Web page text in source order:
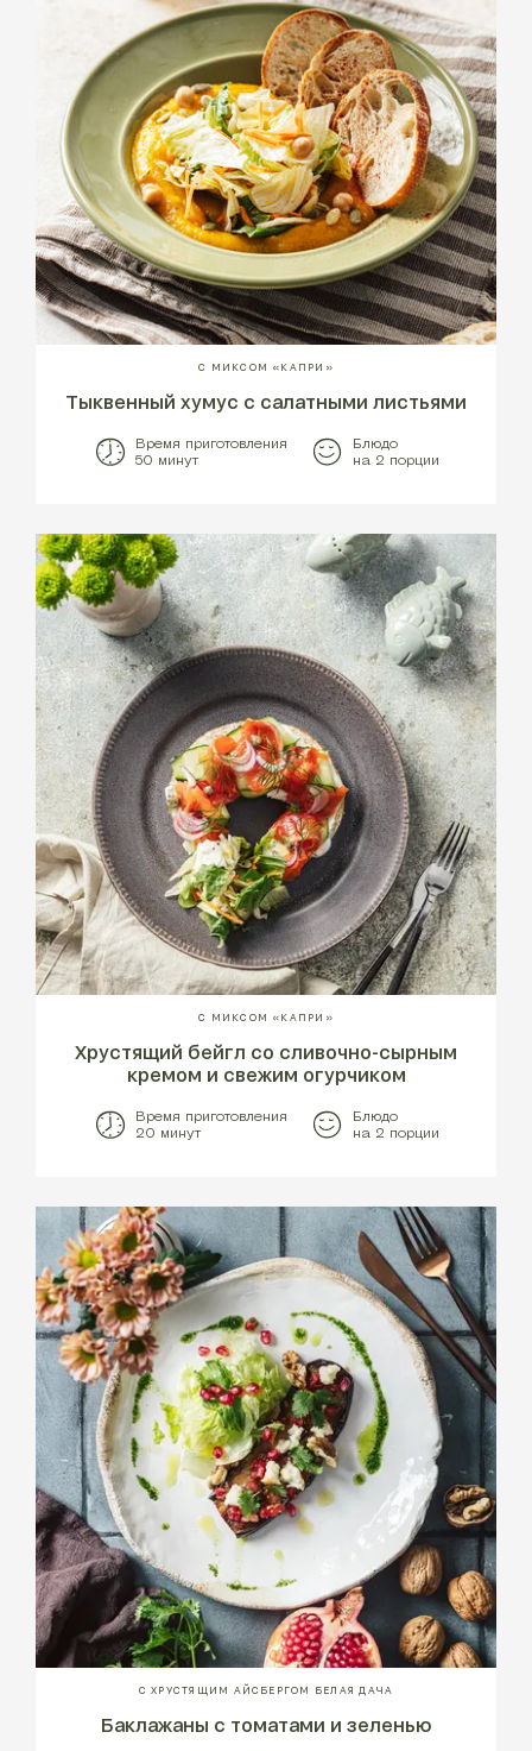
С МИКСОМ «КАПРИ»
Тыквенный хумус с салатными листьями
Время приготовления
50 минут
Блюдо
на 2 порции
С МИКСОМ «КАПРИ»
Хрустящий бейгл со сливочно-сырным
кремом и свежим огурчиком
Время приготовления
20 минут
Блюдо
на 2 порции
С ХРУСТЯЩИМ АЙСБЕРГОМ БЕЛАЯ ДАЧА
Баклажаны с томатами и зеленью